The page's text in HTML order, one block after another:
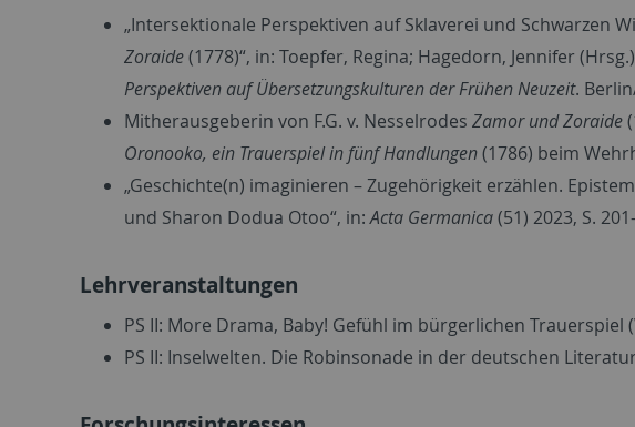
„Intersektionale Perspektiven auf Sklaverei und Schwarzen
Zoraide(1778)“, in: Toepfer, Regina; Hagedorn, Jennifer
Perspektiven auf Übersetzungskulturen der Frühen Neuzeit.
Mitherausgeberin von F.G. v. Nesselrodes Zamor und Zoraide
Oronooko, ein Trauerspiel in fünf Handlungen(1786) beim
„Geschichte(n) imaginieren – Zugehörigkeit erzählen.
und Sharon Dodua Otoo“, in:Acta Germanica(51) 2023, S.
Lehrveranstaltungen
PS II: More Drama, Baby! Gefühl im bürgerlichen Trauerspiel
PS II: Inselwelten. Die Robinsonade in der deutschen